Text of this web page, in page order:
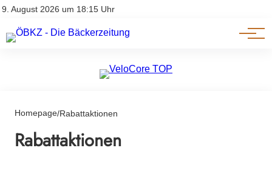
9. August 2026 um 18:15 Uhr
Impressum & Offenlegung
Am Wort
Genuss & Trends
Homepage/Rabattaktionen
Rabattaktionen
Lebensmittelpreise in Österreich: Fakten